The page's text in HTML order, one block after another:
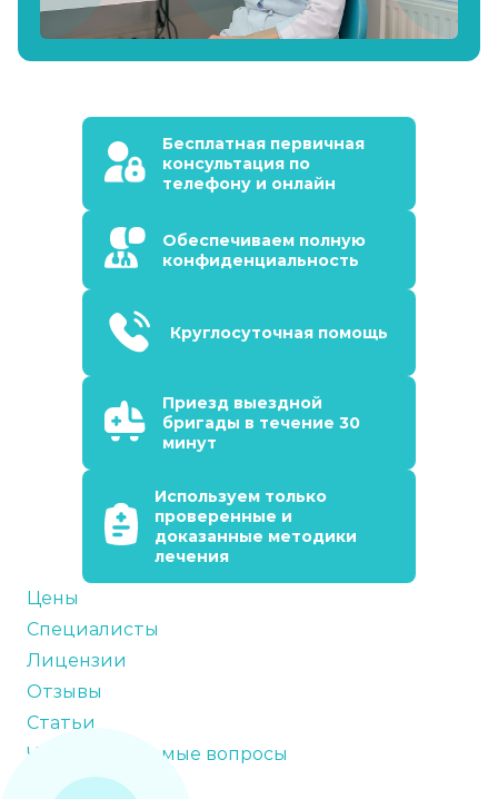
Бесплатная первичная
консультация по
телефону и онлайн
Обеспечиваем полную
конфиденциальность
Круглосуточная помощь
Приезд выездной
бригады в течение 30
минут
Используем только
проверенные и
доказанные методики
лечения
Цены
Специалисты
Лицензии
Отзывы
Статьи
Часто задаваемые вопросы